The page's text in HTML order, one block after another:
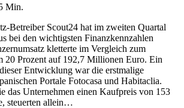
Min.
Betreiber Scout24 hat im zweiten Quartal
bei den wichtigsten Finanzkennzahlen
kletterte im Vergleich zum
20 Prozent auf 192,7 Millionen Euro. Ein
Entwicklung war die erstmalige
Portale Fotocasa und Habitaclia.
das Unternehmen einen Kaufpreis von 153
steuerten allein…